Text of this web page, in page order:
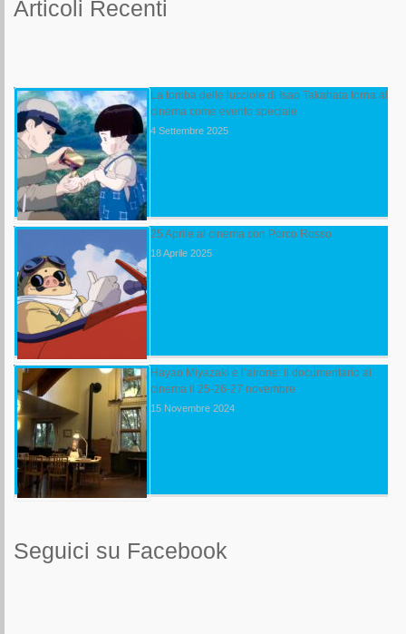
Articoli Recenti
La tomba delle lucciole di Isao Takahata torna al
cinema come evento speciale
4 Settembre 2025
25 Aprile al cinema con Porco Rosso
18 Aprile 2025
Hayao Miyazaki e l’airone: il documentario al
cinema il 25-26-27 novembre
15 Novembre 2024
Seguici su Facebook